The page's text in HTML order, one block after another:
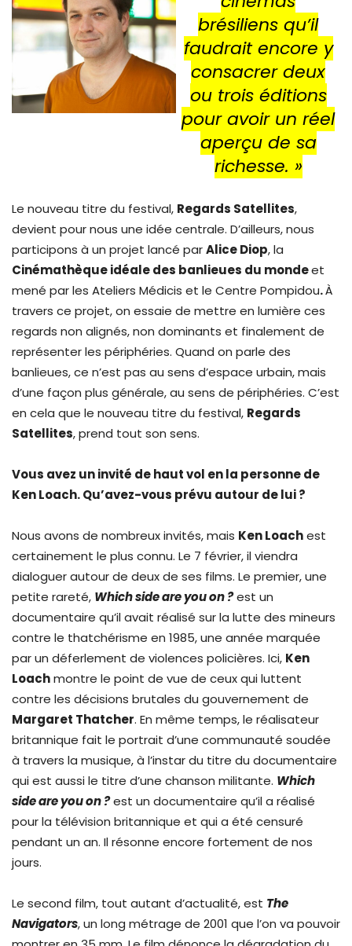
brésiliens qu’il
faudrait encore y
consacrer deux
ou trois éditions
pour avoir un réel
aperçu de sa
richesse. »
Le nouveau titre du festival, Regards Satellites,
devient pour nous une idée centrale. D’ailleurs, nous
participons à un projet lancé parAlice Diop, la
Cinémathèque idéale des banlieues du mondeet
mené par les Ateliers Médicis et le Centre Pompidou.À
travers ce projet, on essaie de mettre en lumière ces
regards non alignés, non dominants et finalement de
représenter les périphéries. Quand on parle des
banlieues, ce n’est pas au sens d’espace urbain, mais
d’une façon plus générale, au sens de périphéries. C’est
en cela que le nouveau titre du festival, Regards
Satellites, prend tout son sens.
Vous avez un invité de haut vol en la personne de
Ken Loach. Qu’avez-vous prévu autour de lui ?
Nous avons de nombreux invités, mais Ken Loachest
certainement le plus connu. Le 7 février, il viendra
dialoguer autour de deux de ses films. Le premier, une
petite rareté, Which side are you on ?est un
documentaire qu’il avait réalisé sur la lutte des mineurs
contre le thatchérisme en 1985, une année marquée
par un déferlement de violences policières. Ici, Ken
Loachmontre le point de vue de ceux qui luttent
contre les décisions brutales du gouvernement de
Margaret Thatcher. En même temps, le réalisateur
britannique fait le portrait d’une communauté soudée
à travers la musique, à l’instar du titre du documentaire
qui est aussi le titre d’une chanson militante. Which
side are you on ?est un documentaire qu’il a réalisé
pour la télévision britannique et qui a été censuré
pendant un an. Il résonne encore fortement de nos
jours.
Le second film, tout autant d’actualité, est The
Navigators, un long métrage de 2001 que l’on va pouvoir